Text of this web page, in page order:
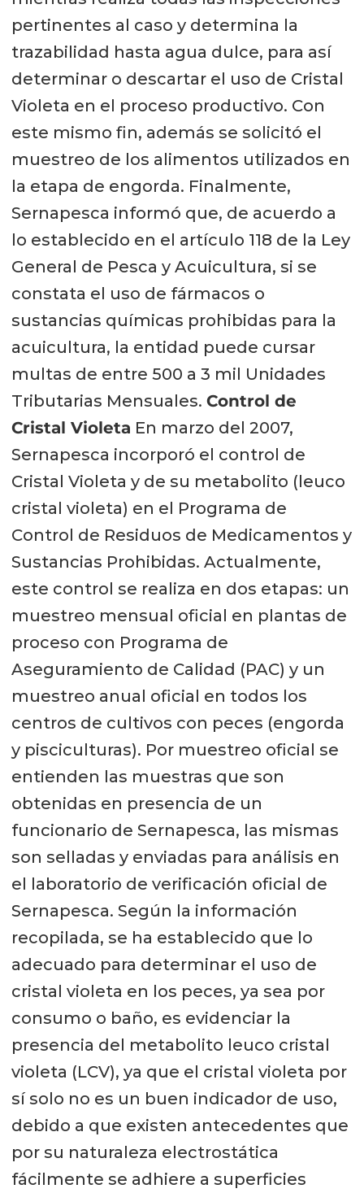
pertinentes al caso y determina la
trazabilidad hasta agua dulce, para así
determinar o descartar el uso de Cristal
Violeta en el proceso productivo. Con
este mismo fin, además se solicitó el
muestreo de los alimentos utilizados en
la etapa de engorda. Finalmente,
Sernapesca informó que, de acuerdo a
lo establecido en el artículo 118 de la Ley
General de Pesca y Acuicultura, si se
constata el uso de fármacos o
sustancias químicas prohibidas para la
acuicultura, la entidad puede cursar
multas de entre 500 a 3 mil Unidades
Tributarias Mensuales. Control de
Cristal Violeta En marzo del 2007,
Sernapesca incorporó el control de
Cristal Violeta y de su metabolito (leuco
cristal violeta) en el Programa de
Control de Residuos de Medicamentos y
Sustancias Prohibidas. Actualmente,
este control se realiza en dos etapas: un
muestreo mensual oficial en plantas de
proceso con Programa de
Aseguramiento de Calidad (PAC) y un
muestreo anual oficial en todos los
centros de cultivos con peces (engorda
y pisciculturas). Por muestreo oficial se
entienden las muestras que son
obtenidas en presencia de un
funcionario de Sernapesca, las mismas
son selladas y enviadas para análisis en
el laboratorio de verificación oficial de
Sernapesca. Según la información
recopilada, se ha establecido que lo
adecuado para determinar el uso de
cristal violeta en los peces, ya sea por
consumo o baño, es evidenciar la
presencia del metabolito leuco cristal
violeta (LCV), ya que el cristal violeta por
sí solo no es un buen indicador de uso,
debido a que existen antecedentes que
por su naturaleza electrostática
fácilmente se adhiere a superficies